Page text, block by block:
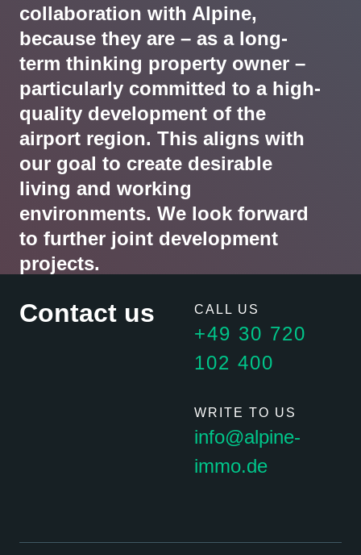
collaboration with Alpine,
because they are – as a long-
term thinking property owner –
particularly committed to a high-
quality development of the
airport region. This aligns with
our goal to create desirable
living and working
environments. We look forward
to further joint development
projects.
DANIEL BORMANN, CEO, REALACE GMBH
Contact us CALL US
+49 30 720
102 400
WRITE TO US
info@alpine-
immo.de